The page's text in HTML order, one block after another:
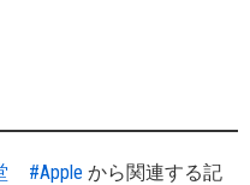
#Apple から関連する記